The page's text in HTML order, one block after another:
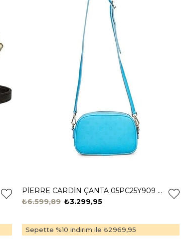
PİERRE CARDİN ÇANTA 05PC25Y909 Mavi
₺3.299,95
₺6.599,89
Sepette %10 indirim ile ₺2969,95